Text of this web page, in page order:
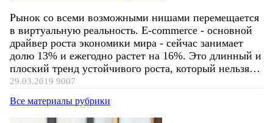
Рынок со всеми возможными нишами перемещается
в виртуальную реальность. E-commerce - основной
драйвер роста экономики мира - сейчас занимает
долю 13% и ежегодно растет на 16%. Это длинный и
плоский тренд устойчивого роста, который нельзя…
29.03.2019 9007
Все материалы рубрики